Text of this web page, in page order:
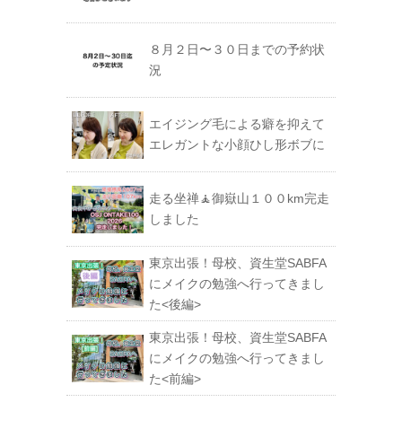
８月２日〜３０日までの予約状
況
エイジング毛による癖を抑えて
エレガントな小顔ひし形ボブに
走る坐禅🧘御嶽山１００km完走
しました
東京出張！母校、資生堂SABFA
にメイクの勉強へ行ってきまし
た<後編>
東京出張！母校、資生堂SABFA
にメイクの勉強へ行ってきまし
た<前編>